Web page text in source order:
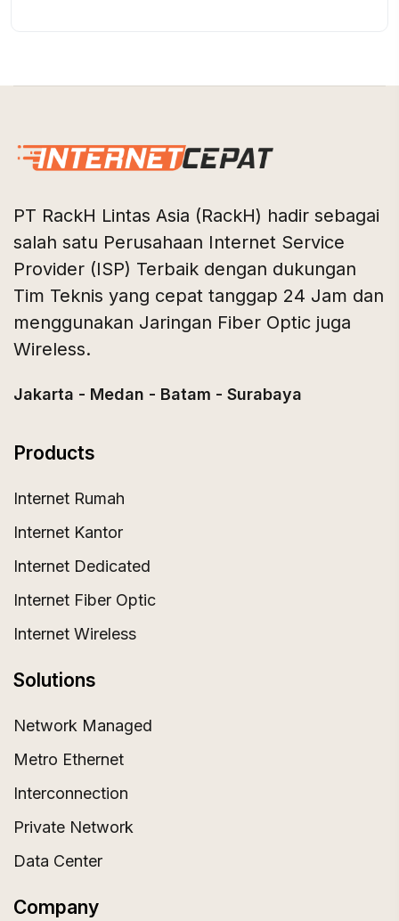
PT RackH Lintas Asia (RackH) hadir sebagai
salah satu Perusahaan Internet Service
Provider (ISP) Terbaik dengan dukungan
Tim Teknis yang cepat tanggap 24 Jam dan
menggunakan Jaringan Fiber Optic juga
Wireless.
Jakarta - Medan - Batam - Surabaya
Products
Internet Rumah
Internet Kantor
Internet Dedicated
Internet Fiber Optic
Internet Wireless
Solutions
Network Managed
Metro Ethernet
Interconnection
Private Network
Data Center
Company